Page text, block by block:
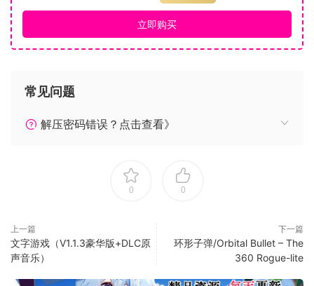
人，以及部分随机的支线剧情。剧情将以章节为单位呈现，在
一个章节内，您的小队，战术和卡组将被暂时锁定无法编辑和
据您掌握的敌人情报，并结合自身情况去选择合适的推荐路线
完成这个章节。
2.探索模式：基于构筑玩法的无尽模式，您每次胜利后都会获得
小队，战术和卡组的构筑及调整机会，不断强化您的队伍整体
立即购买
常见问题
解压密码错误？点击查看》
0 0
上一篇
文字游戏（V1.1.3豪华版+DLC原
声音乐）
下一篇
环形子弹/Orbital Bullet – The
360 Rogue-lite